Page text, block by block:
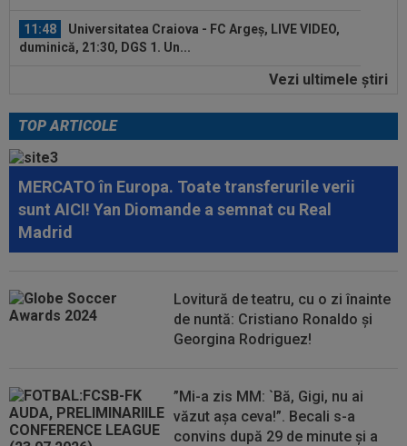
11:48
Universitatea Craiova - FC Argeș, LIVE VIDEO,
duminică, 21:30, DGS 1. Un...
Răspunsul lui Dan Petrescu pentru
12:36 EXCLUSIV
După mai bine de 25 de ani de
fotbal, Gigi Becali și-a dat seama ce trebuie să...
12:24 FOTO
AUR și BRONZ pentru România la
Campionatele Mondiale de Canotaj U19: patru...
12:16
OUT din lot! Hansi Flick a decis două plecări de
12:15
Mircea Rednic, anunț despre revenirea în
antrenorat! + Ce a spus despre FCSB...
Vezi ultimele ştiri
TOP ARTICOLE
MERCATO în Europa. Toate transferurile verii
sunt AICI! Yan Diomande a semnat cu Real
Madrid
Lovitură de teatru, cu o zi înainte
de nuntă: Cristiano Ronaldo și
Georgina Rodriguez!
”Mi-a zis MM: `Bă, Gigi, nu ai
văzut așa ceva!”. Becali s-a
convins după 29 de minute și a